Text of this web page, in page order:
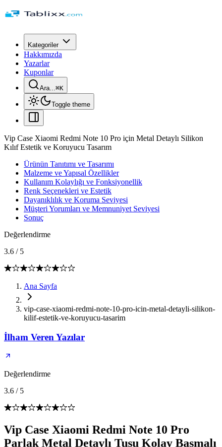
Kategoriler
Hakkımızda
Yazarlar
Kuponlar
Ara...⌘K
Toggle theme
Vip Case Xiaomi Redmi Note 10 Pro için Metal Detaylı Silikon
Kılıf Estetik ve Koruyucu Tasarım
Ürünün Tanıtımı ve Tasarımı
Malzeme ve Yapısal Özellikler
Kullanım Kolaylığı ve Fonksiyonellik
Renk Seçenekleri ve Estetik
Dayanıklılık ve Koruma Seviyesi
Müşteri Yorumları ve Memnuniyet Seviyesi
Sonuç
Değerlendirme
3.6 / 5
Ana Sayfa
vip-case-xiaomi-redmi-note-10-pro-icin-metal-detayli-silikon-
kilif-estetik-ve-koruyucu-tasarim
İlham Veren Yazılar
Değerlendirme
3.6 / 5
Vip Case Xiaomi Redmi Note 10 Pro
Parlak Metal Detaylı Tuşu Kolay Basmalı